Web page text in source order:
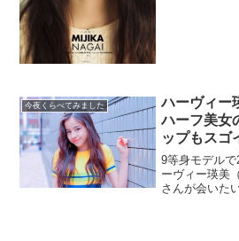
今夜くらべてみました
ハーヴィー
ハーフ美女
ップもスゴ
9等身モデル
ーヴィー瑛美
さんが会いた